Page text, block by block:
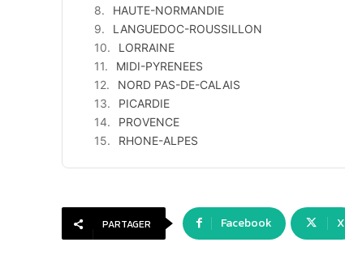
HAUTE-NORMANDIE
LANGUEDOC-ROUSSILLON
LORRAINE
MIDI-PYRENEES
NORD PAS-DE-CALAIS
PICARDIE
PROVENCE
RHONE-ALPES
PARTAGER Facebook X